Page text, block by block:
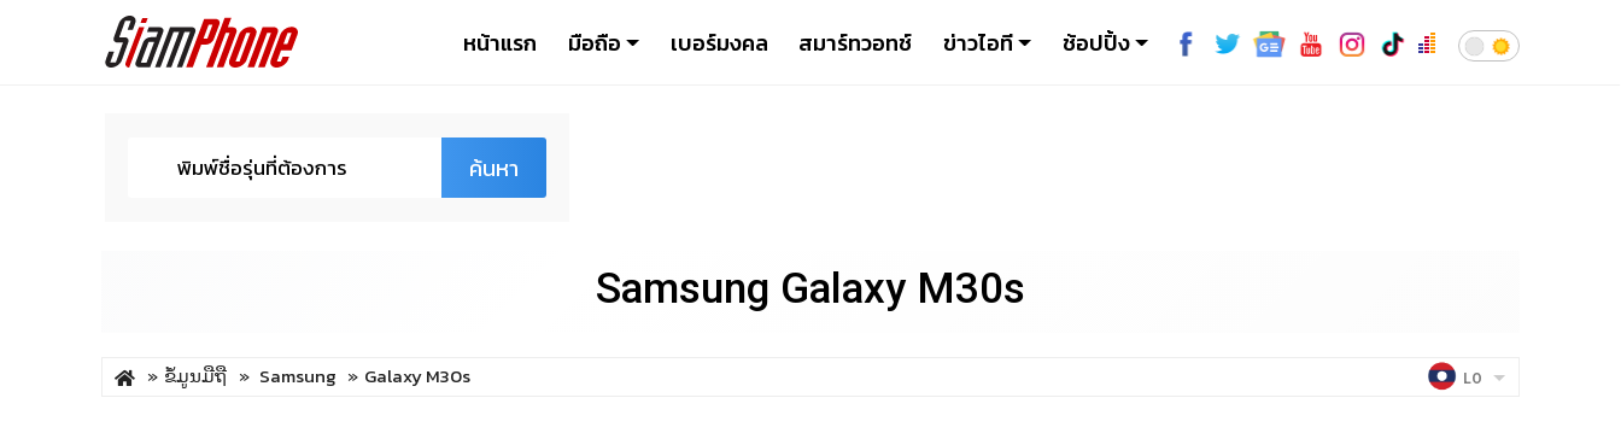
หน้าแรก มือถือ เบอร์มงคล สมาร์ทวอทช์ ข่าวไอที ช้อปปิ้ง
ค้นหา
Samsung Galaxy M30s
ຂໍ້ມູນມືຖື Samsung Galaxy M30s LO